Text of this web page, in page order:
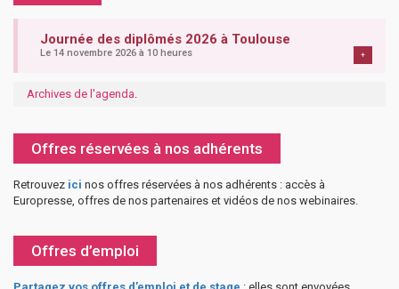
Journée des diplômés 2026 à Toulouse
Le 14 novembre 2026 à 10 heures +
Archives de l'agenda.
Offres réservées à nos adhérents
Retrouvez ici nos offres réservées à nos adhérents : accès à
Europresse, offres de nos partenaires et vidéos de nos webinaires.
Offres d’emploi